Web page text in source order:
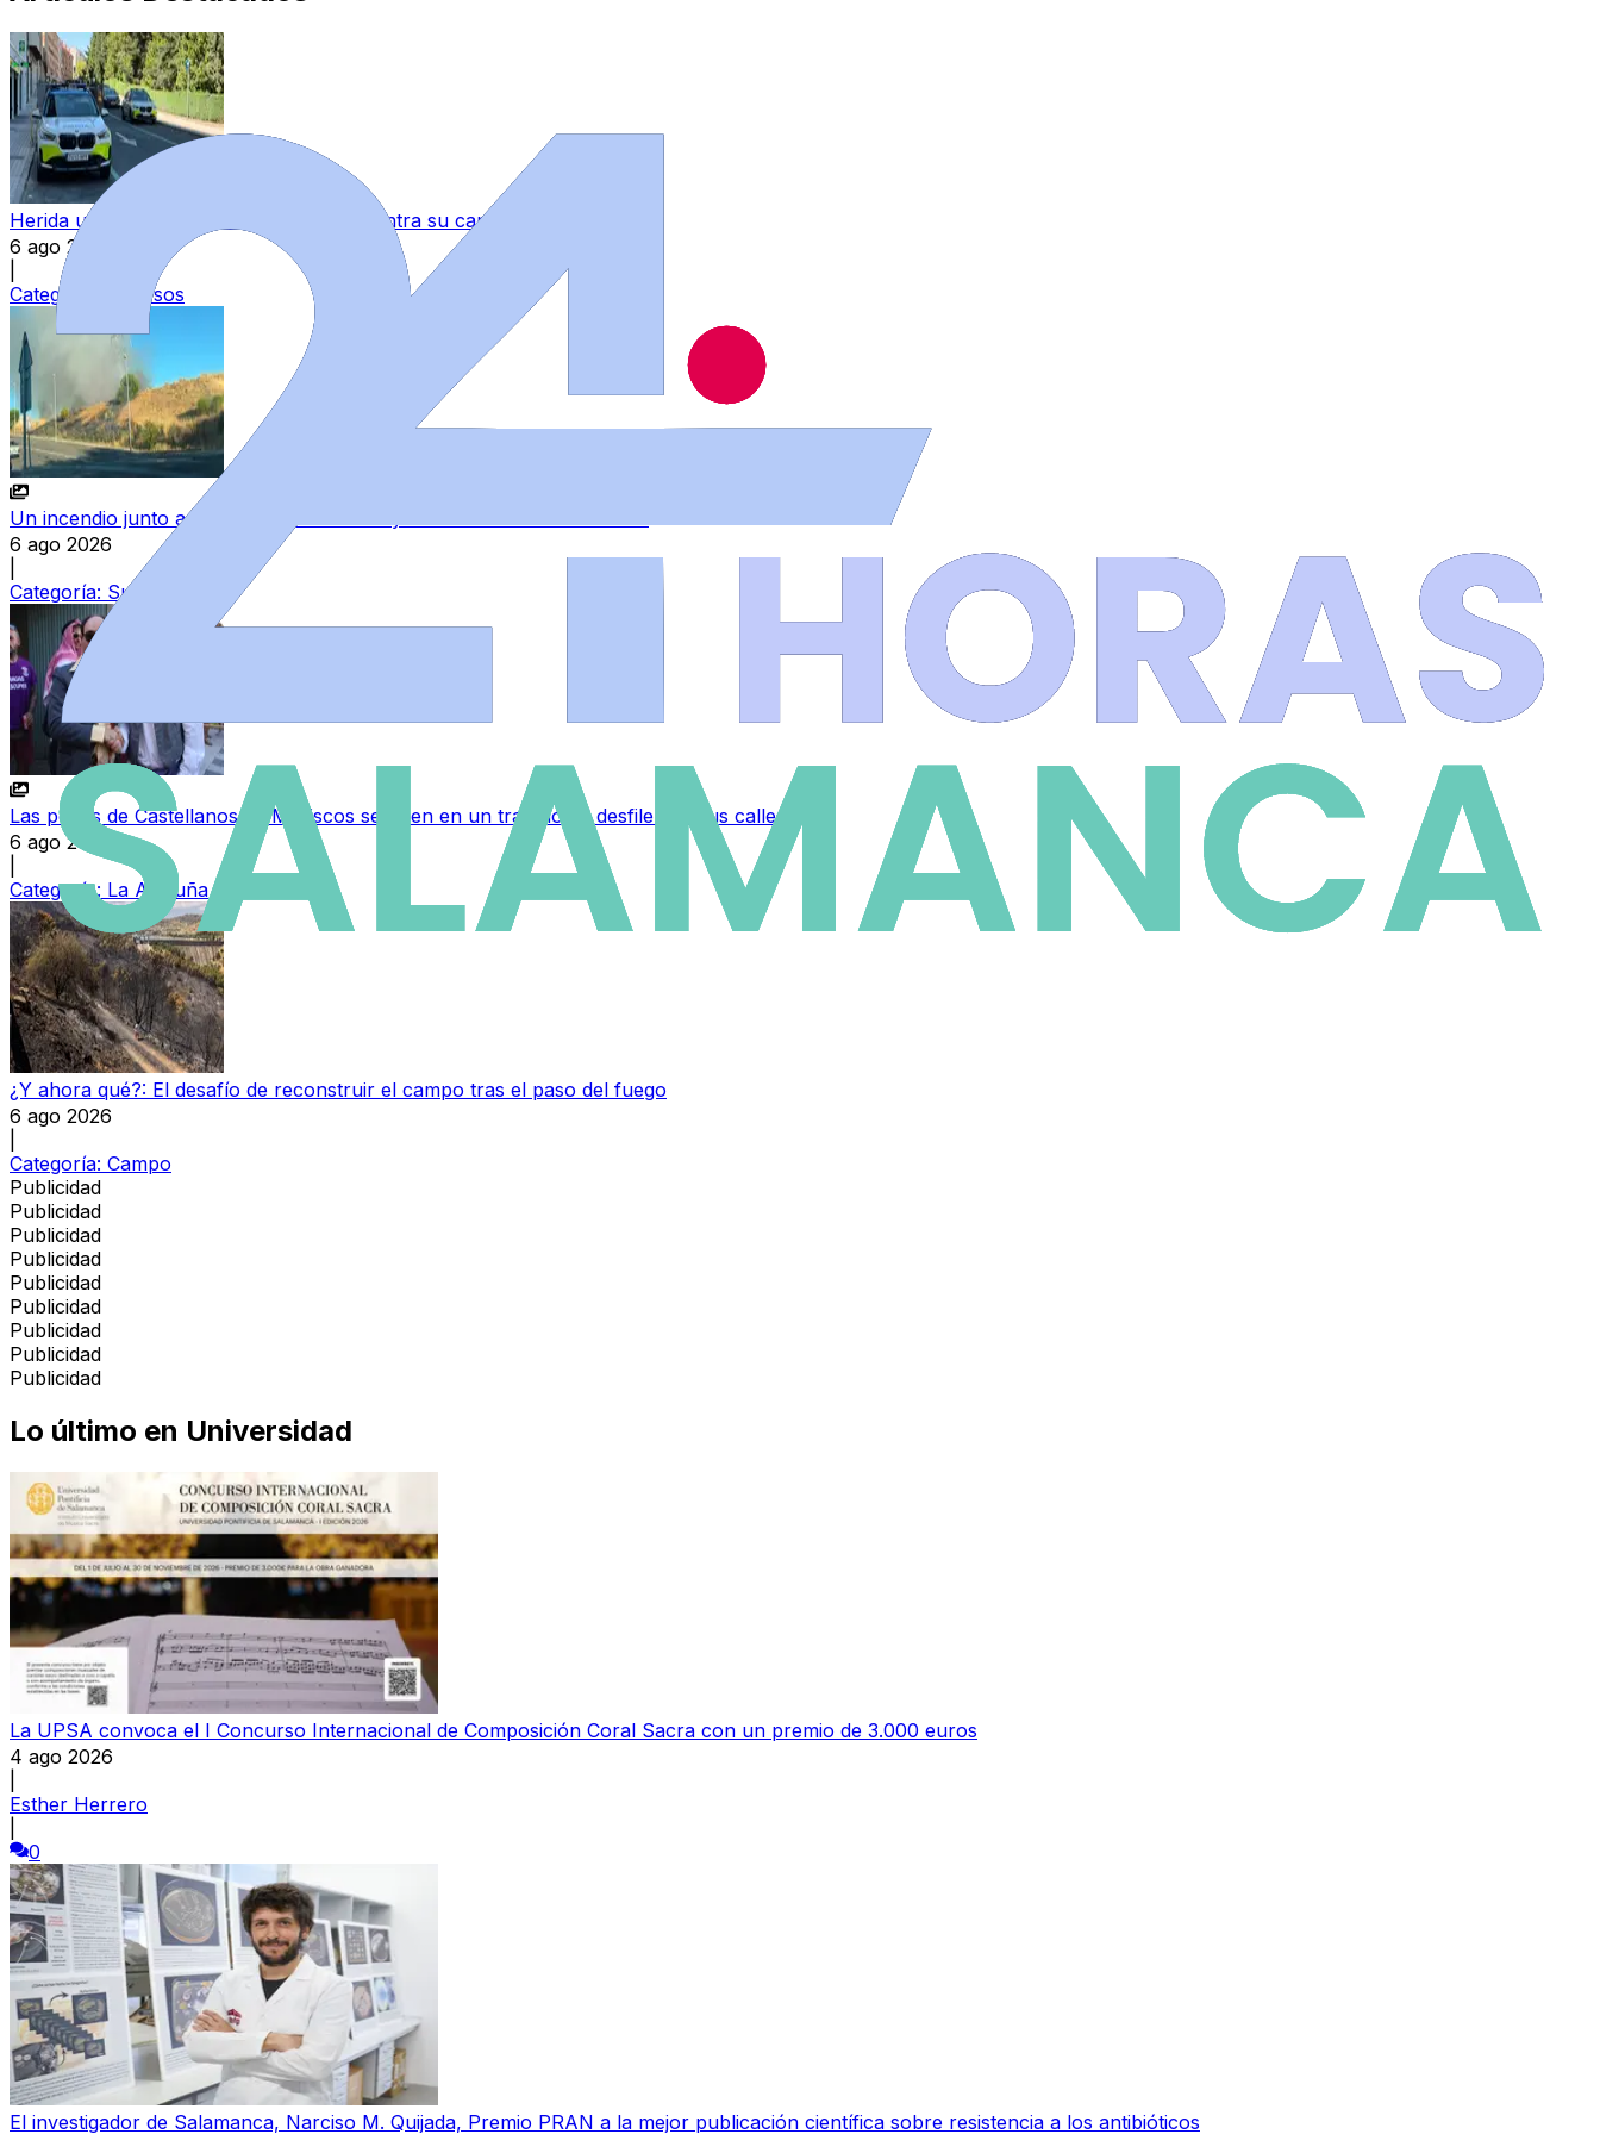
Herida una bebé al chocar un turismo contra su carrito en Salamanca
6 ago 2026
Categoría:
Sucesos
Un incendio junto a las piscinas de Villamayor moviliza a los bomberos
6 ago 2026
Categoría: Sucesos
Las peñas de Castellanos de Moriscos se unen en un tradicional desfile por sus calles
6 ago 2026
Categoría: La Armuña
¿Y ahora qué?: El desafío de reconstruir el campo tras el paso del fuego
6 ago 2026
Categoría: Campo
Publicidad
Publicidad
Publicidad
Publicidad
Publicidad
Publicidad
Publicidad
Publicidad
Publicidad
Lo último en Universidad
La UPSA convoca el I Concurso Internacional de Composición Coral Sacra con un premio de 3.000 euros
4 ago 2026
Esther Herrero
0
El investigador de Salamanca, Narciso M. Quijada, Premio PRAN a la mejor publicación científica sobre resistencia a los antibióticos